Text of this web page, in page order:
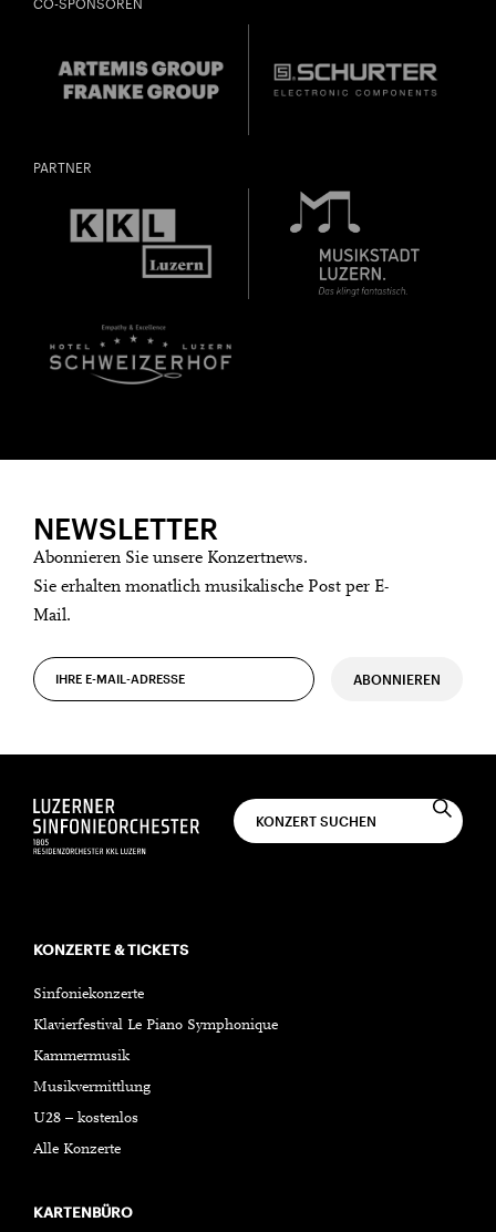
CO-SPONSOREN
PARTNER
NEWSLETTER
Abonnieren Sie unsere Konzertnews.
Sie erhalten monatlich musikalische Post per E-
Mail.
ABONNIEREN
KONZERTE & TICKETS
Sinfoniekonzerte
Klavierfestival Le Piano Symphonique
Kammermusik
Musikvermittlung
U28 – kostenlos
Alle Konzerte
KARTENBÜRO